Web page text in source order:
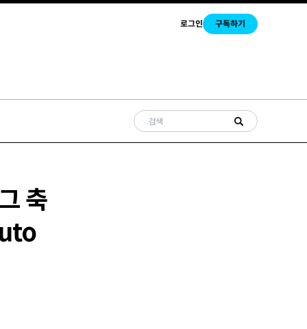
로그인 구독하기
축